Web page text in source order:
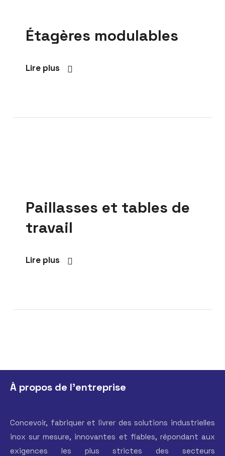
Étagères modulables
Lire plus
Paillasses et tables de
travail
Lire plus
À propos de l'entreprise
Concevoir, fabriquer et livrer des solutions industrielles
inox sur mesure, innovantes et fiables, répondant aux
exigences les plus strictes des secteurs